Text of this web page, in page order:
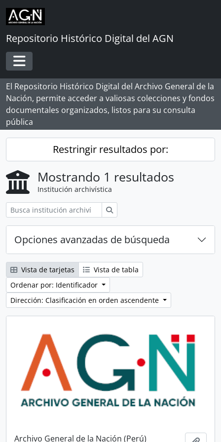
Skip to main content
Repositorio Histórico Digital del AGN
Toggle navigation
El Repositorio Histórico Digital del Archivo General de la
Nación, permite acceder a valiosas colecciones y fondos
documentales organizados, listos para su consulta
pública
Restringir resultados por:
Mostrando 1 resultados
Institución archivística
Opciones avanzadas de búsqueda
Vista de tarjetas
Vista de tabla
Ordenar por: Identificador
Dirección: Clasificación en orden ascendente
Archivo General de la Nación (Perú)